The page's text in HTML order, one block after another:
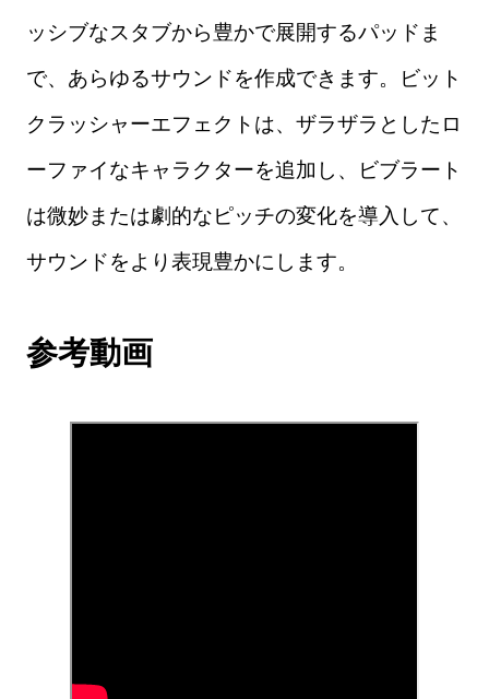
ッシブなスタブから豊かで展開するパッドま
で、あらゆるサウンドを作成できます。ビット
クラッシャーエフェクトは、ザラザラとしたロ
ーファイなキャラクターを追加し、ビブラート
は微妙または劇的なピッチの変化を導入して、
サウンドをより表現豊かにします。
参考動画